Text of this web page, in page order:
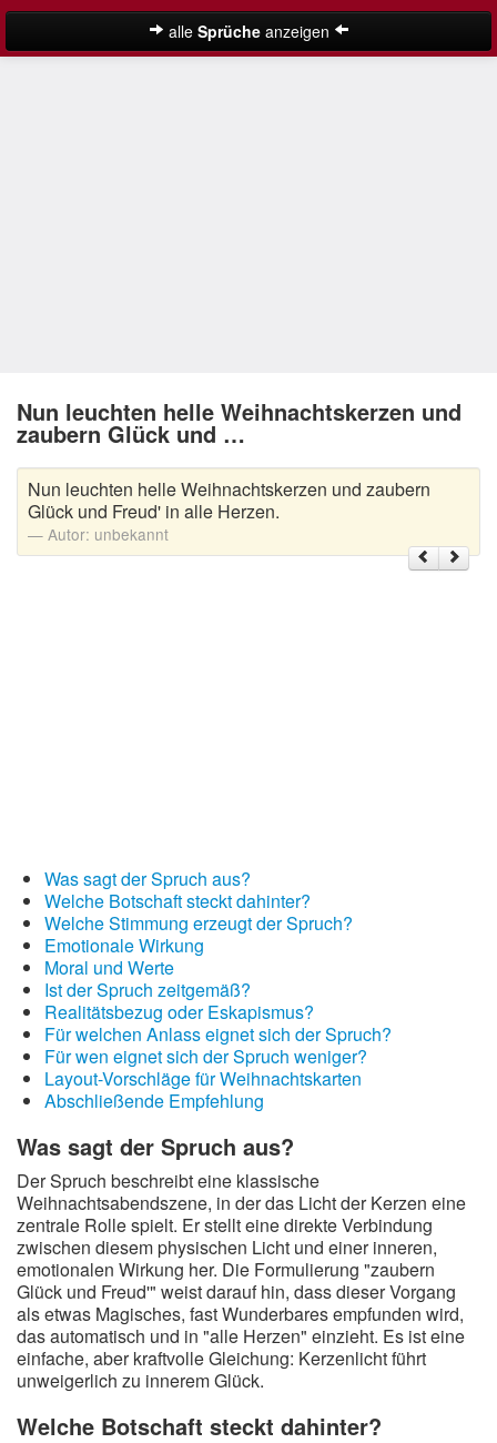
alle Sprücheanzeigen
Nikolaus Sprüche
Schöne Weihnachtssprüche
Weihnachtsgedichte
Weihnachtsgrüße
Nun leuchten helle Weihnachtskerzen und
zaubern Glück und …
Nun leuchten helle Weihnachtskerzen und zaubern
Glück und Freud' in alle Herzen.
Autor: unbekannt
Was sagt der Spruch aus?
Welche Botschaft steckt dahinter?
Welche Stimmung erzeugt der Spruch?
Emotionale Wirkung
Moral und Werte
Ist der Spruch zeitgemäß?
Realitätsbezug oder Eskapismus?
Für welchen Anlass eignet sich der Spruch?
Für wen eignet sich der Spruch weniger?
Layout-Vorschläge für Weihnachtskarten
Abschließende Empfehlung
Was sagt der Spruch aus?
Der Spruch beschreibt eine klassische
Weihnachtsabendszene, in der das Licht der Kerzen eine
zentrale Rolle spielt. Er stellt eine direkte Verbindung
zwischen diesem physischen Licht und einer inneren,
emotionalen Wirkung her. Die Formulierung "zaubern
Glück und Freud'" weist darauf hin, dass dieser Vorgang
als etwas Magisches, fast Wunderbares empfunden wird,
das automatisch und in "alle Herzen" einzieht. Es ist eine
einfache, aber kraftvolle Gleichung: Kerzenlicht führt
unweigerlich zu innerem Glück.
Welche Botschaft steckt dahinter?